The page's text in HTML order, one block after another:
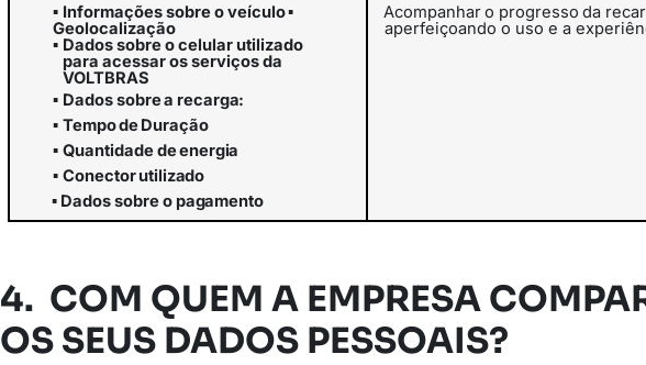
▪ Informações sobre o veículo▪
Geolocalização
▪ Dados sobre o celular utilizado
para acessar os serviços da
VOLTBRAS
▪ Dadossobrea recarga:
▪ TempodeDuração
▪ Quantidadedeenergia
▪ Conectorutilizado
▪ Dadossobreo pagamento
Acompanhar o progresso da
aperfeiçoando o uso e a
4. COM QUEM A EMPRESA
OS SEUS DADOS PESSOAIS?